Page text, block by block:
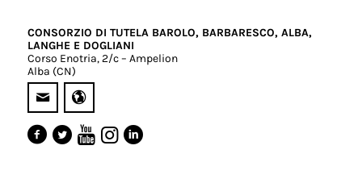
CONSORZIO DI TUTELA BAROLO, BARBARESCO, ALBA,
LANGHE E DOGLIANI
Corso Enotria, 2/c – Ampelion
Alba (CN)